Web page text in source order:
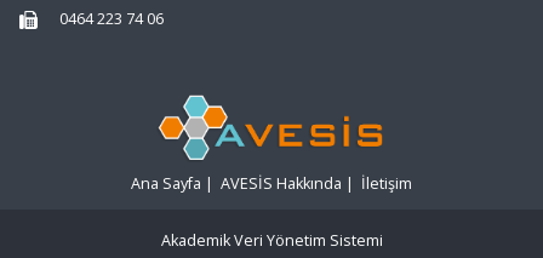
0464 223 74 06
Ana Sayfa | AVESİS Hakkında | İletişim
Akademik Veri Yönetim Sistemi